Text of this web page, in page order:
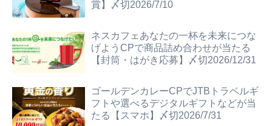
賞】〆切2026/7/10
ネスカフェあなたの一杯を未来につな
げようCPで商品詰め合わせが当たる
【封筒・はがき応募】〆切2026/12/31
ゴールデンカレーCPでJTBトラベルギ
フトや選べるデジタルギフトなどが当
たる【スマホ】〆切2026/7/31